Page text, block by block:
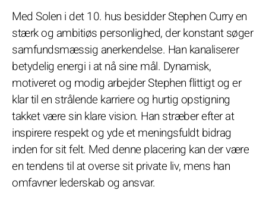
Med Solen i det 10. hus besidder Stephen Curry en
stærk og ambitiøs personlighed, der konstant søger
samfundsmæssig anerkendelse. Han kanaliserer
betydelig energi i at nå sine mål. Dynamisk,
motiveret og modig arbejder Stephen flittigt og er
klar til en strålende karriere og hurtig opstigning
takket være sin klare vision. Han stræber efter at
inspirere respekt og yde et meningsfuldt bidrag
inden for sit felt. Med denne placering kan der være
en tendens til at overse sit private liv, mens han
omfavner lederskab og ansvar.